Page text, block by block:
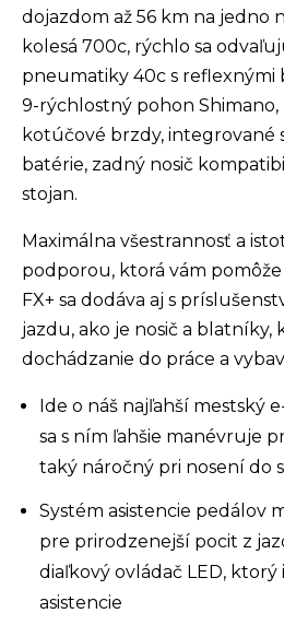
dojazdom až 56 km na jedno
kolesá 700c, rýchlo sa
pneumatiky 40c s reflexnými
9-rýchlostný pohon
kotúčové brzdy, integrované
batérie, zadný nosič
stojan.
Maximálna všestrannosť a
podporou, ktorá vám
FX+ sa dodáva aj s
jazdu, ako je nosič a
dochádzanie do práce a
Ide o náš najľahší mestský
sa s ním ľahšie manévruje
taký náročný pri nosení do
Systém asistencie pedálov
pre prirodzenejší pocit z
diaľkový ovládač LED,
asistencie